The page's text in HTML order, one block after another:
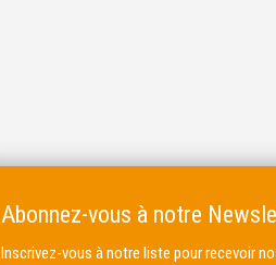
Abonnez-vous à notre
Inscrivez-vous à notre liste pour recevoir